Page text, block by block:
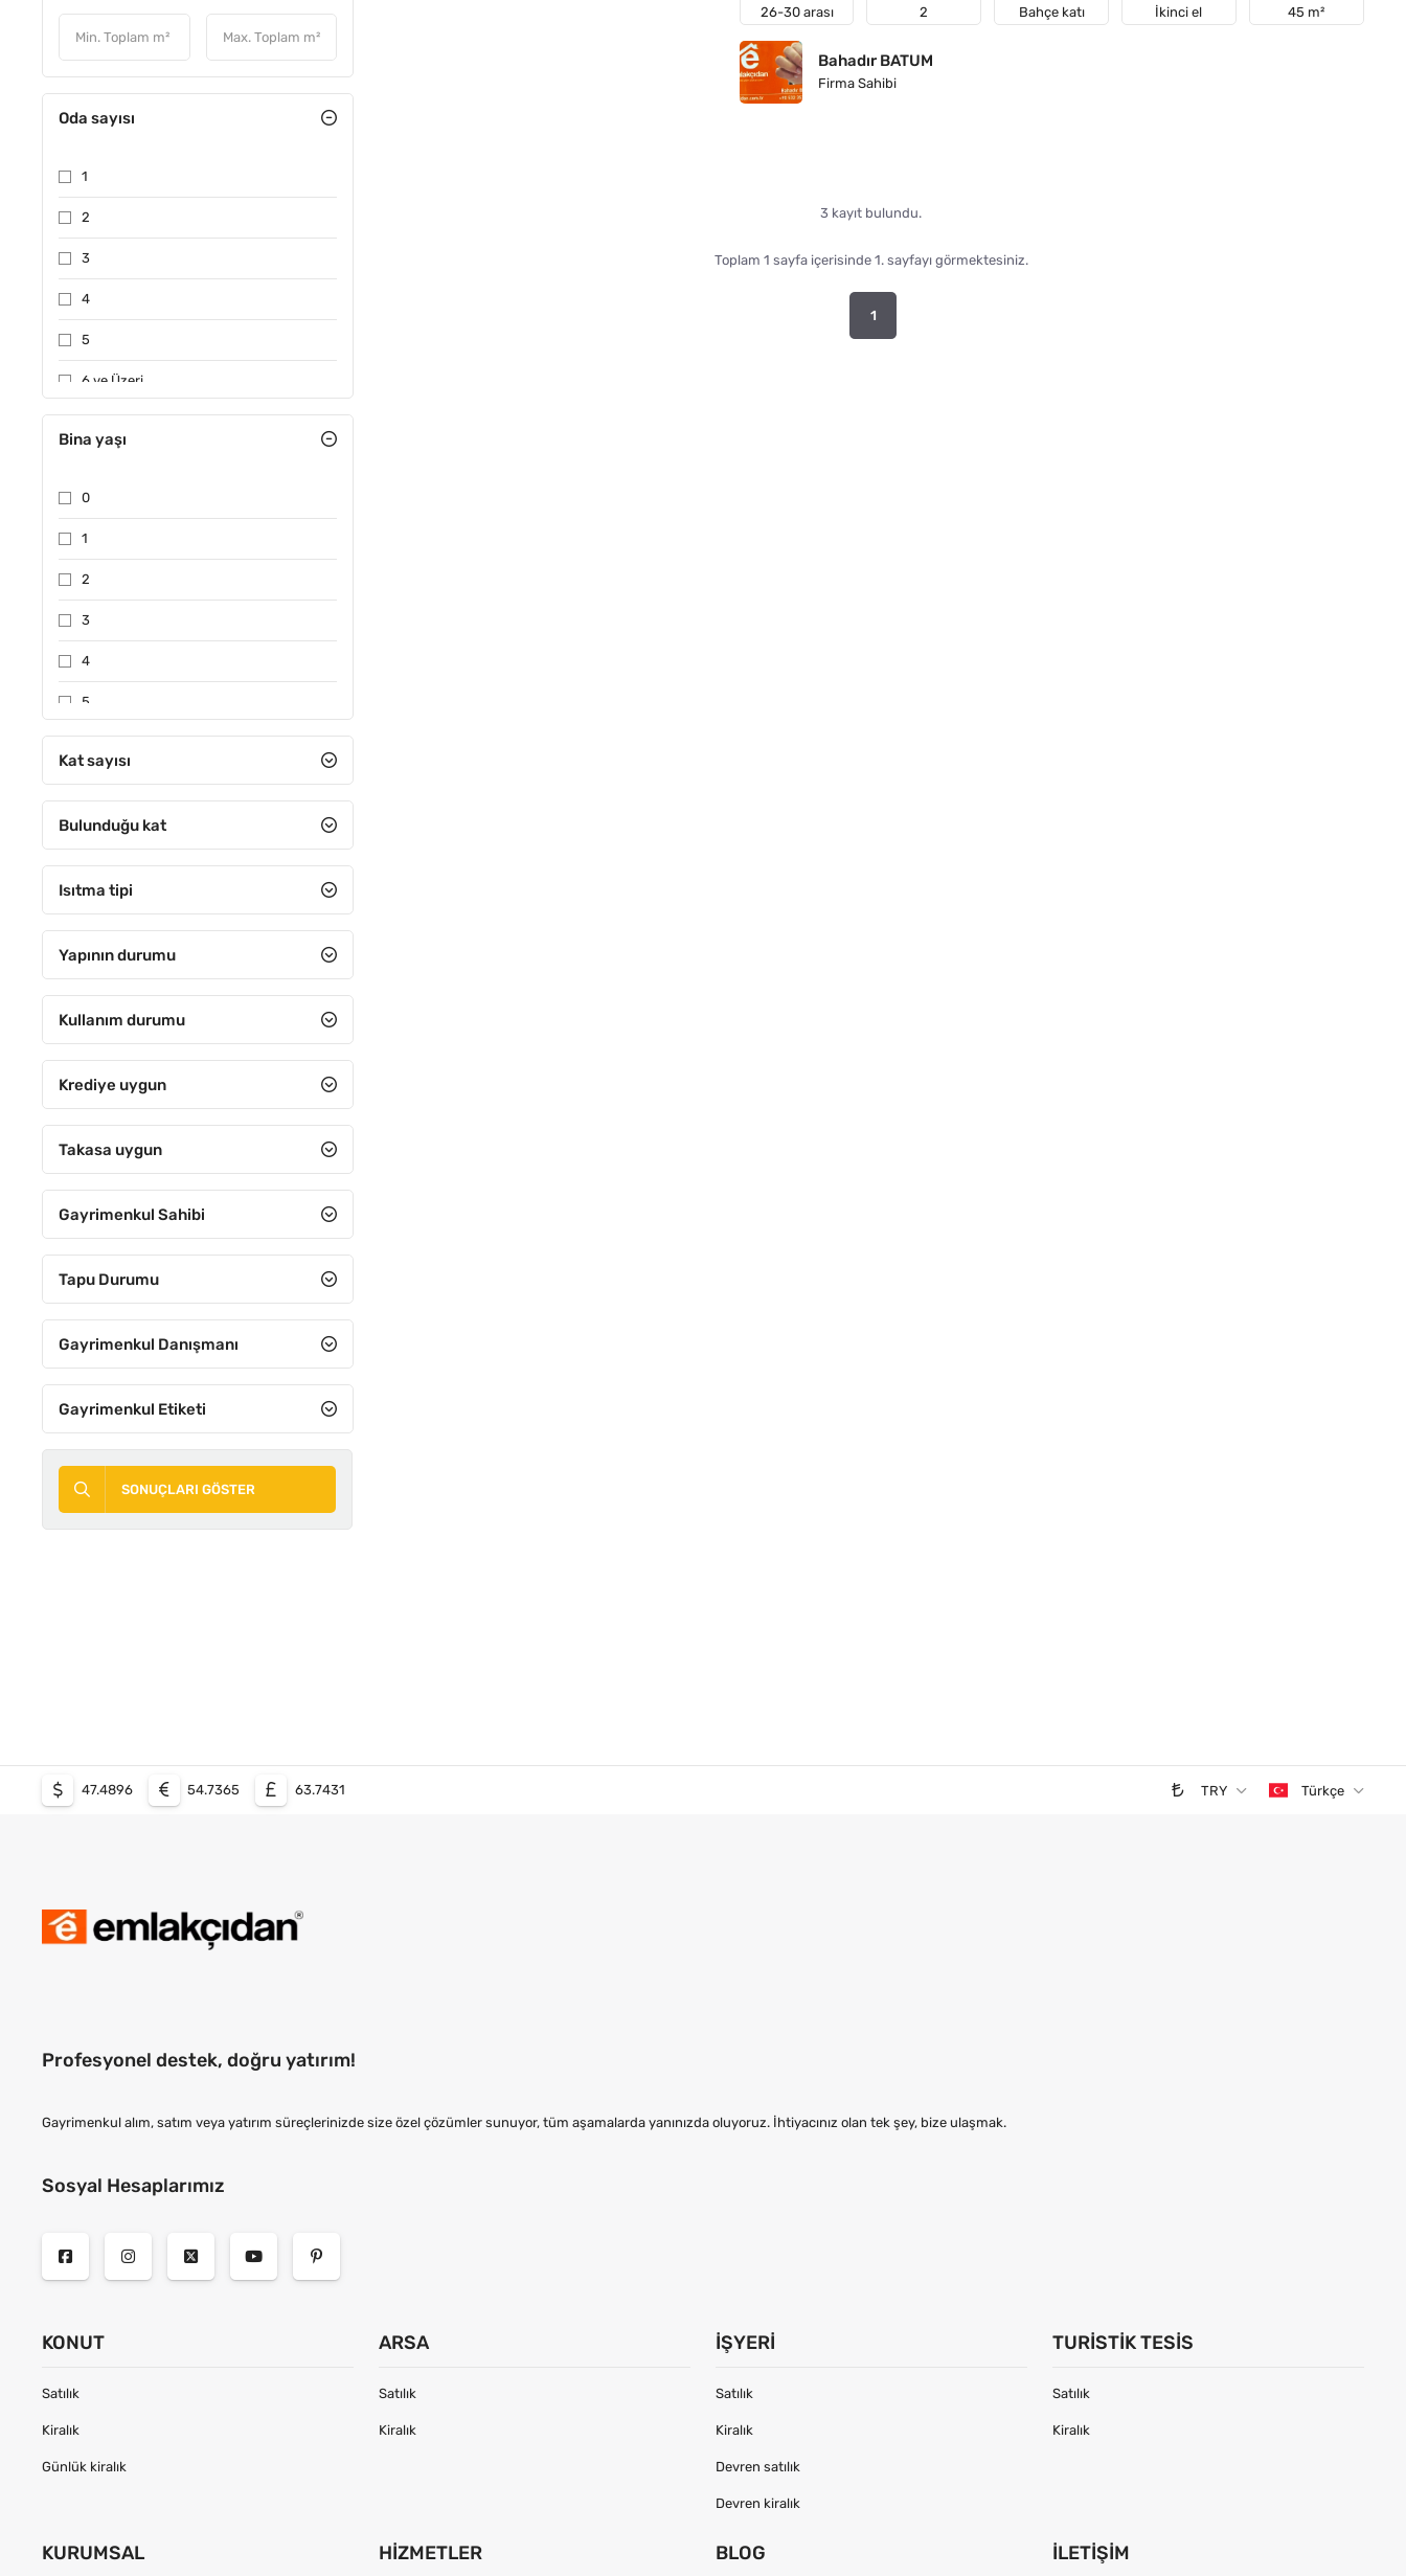
Oda sayısı
1
2
3
4
5
6 ve Üzeri
Bina yaşı
0
1
2
3
4
5
11-15 arası
16-20 arası
21-25 arası
31 ve Üzeri
Kat sayısı
Bulunduğu kat
Isıtma tipi
Yapının durumu
Kullanım durumu
Krediye uygun
Takasa uygun
Gayrimenkul Sahibi
Tapu Durumu
Gayrimenkul Danışmanı
Gayrimenkul Etiketi
SONUÇLARI GÖSTER
26-30 arası 2 Bahçe katı İkinci el 45 m²
Bahadır BATUM
Firma Sahibi
3 kayıt bulundu.
Toplam 1 sayfa içerisinde 1. sayfayı görmektesiniz.
1
47.4896 54.7365 63.7431 TRY Türkçe
Profesyonel destek, doğru yatırım!
Gayrimenkul alım, satım veya yatırım süreçlerinizde size özel çözümler sunuyor, tüm aşamalarda yanınızda oluyoruz. İhtiyacınız olan tek şey, bize ulaşmak.
Sosyal Hesaplarımız
KONUT
Satılık
Kiralık
Günlük kiralık
ARSA
Satılık
Kiralık
İŞYERI
Satılık
Kiralık
Devren satılık
Devren kiralık
TURISTIK TESIS
Satılık
Kiralık
KURUMSAL HIZMETLER BLOG İLETIŞIM